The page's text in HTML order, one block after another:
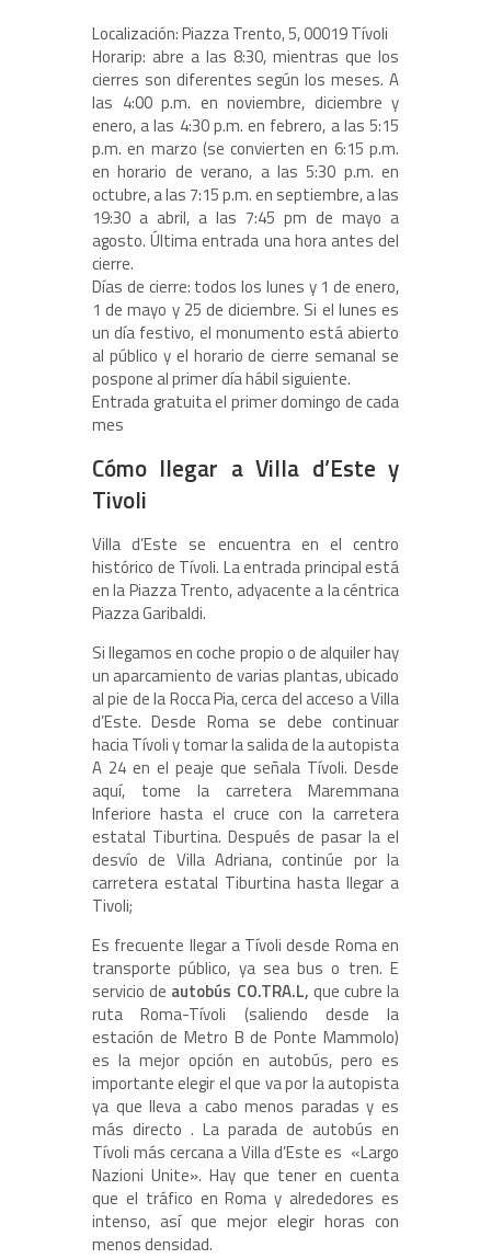
Localización: Piazza Trento, 5, 00019 Tívoli
Horarip: abre a las 8:30, mientras que los
cierres son diferentes según los meses. A
las 4:00 p.m. en noviembre, diciembre y
enero, a las 4:30 p.m. en febrero, a las 5:15
p.m. en marzo (se convierten en 6:15 p.m.
en horario de verano, a las 5:30 p.m. en
octubre, a las 7:15 p.m. en septiembre, a las
19:30 a abril, a las 7:45 pm de mayo a
agosto. Última entrada una hora antes del
cierre.
Días de cierre: todos los lunes y 1 de enero,
1 de mayo y 25 de diciembre. Si el lunes es
un día festivo, el monumento está abierto
al público y el horario de cierre semanal se
pospone al primer día hábil siguiente.
Entrada gratuita el primer domingo de cada
mes
Cómo llegar a Villa d’Este y
Tivoli
Villa d’Este se encuentra en el centro
histórico de Tívoli. La entrada principal está
en la Piazza Trento, adyacente a la céntrica
Piazza Garibaldi.
Si llegamos en coche propio o de alquiler hay
un aparcamiento de varias plantas, ubicado
al pie de la Rocca Pia, cerca del acceso a Villa
d’Este. Desde Roma se debe continuar
hacia Tívoli y tomar la salida de la autopista
A 24 en el peaje que señala Tívoli. Desde
aquí, tome la carretera Maremmana
Inferiore hasta el cruce con la carretera
estatal Tiburtina. Después de pasar la el
desvío de Villa Adriana, continúe por la
carretera estatal Tiburtina hasta llegar a
Tivoli;
Es frecuente llegar a Tívoli desde Roma en
transporte público, ya sea bus o tren. E
servicio de autobús CO.TRA.L, que cubre la
ruta Roma-Tívoli (saliendo desde la
estación de Metro B de Ponte Mammolo)
es la mejor opción en autobús, pero es
importante elegir el que va por la autopista
ya que lleva a cabo menos paradas y es
más directo . La parada de autobús en
Tívoli más cercana a Villa d’Este es «Largo
Nazioni Unite». Hay que tener en cuenta
que el tráfico en Roma y alrededores es
intenso, así que mejor elegir horas con
menos densidad.